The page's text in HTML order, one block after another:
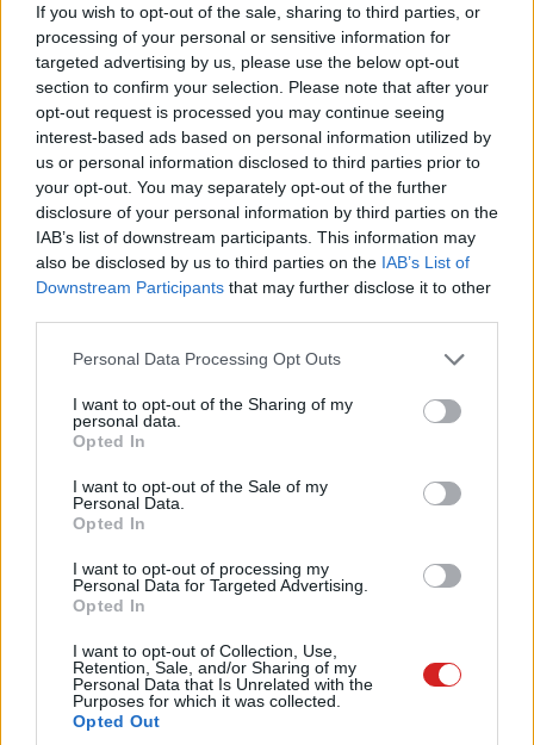
If you wish to opt-out of the sale, sharing to third parties, or
processing of your personal or sensitive information for
targeted advertising by us, please use the below opt-out
section to confirm your selection. Please note that after your
opt-out request is processed you may continue seeing
interest-based ads based on personal information utilized by
us or personal information disclosed to third parties prior to
your opt-out. You may separately opt-out of the further
disclosure of your personal information by third parties on the
IAB’s list of downstream participants. This information may
also be disclosed by us to third parties on the IAB’s List of
Downstream Participants that may further disclose it to other
Please note that this website/app uses one or more Google
not limited to your visit or usage behaviour. You may click to
grant or deny consent to Google and its third-party tags to
use your data for below specified purposes in below Google
consent section.
Personal Data Processing Opt Outs
I want to opt-out of the Sharing of my
personal data.
Opted In
I want to opt-out of the Sale of my
Personal Data.
Opted In
I want to opt-out of processing my
Personal Data for Targeted Advertising.
Opted In
I want to opt-out of Collection, Use,
Retention, Sale, and/or Sharing of my
Personal Data that Is Unrelated with the
Purposes for which it was collected.
Opted Out
azonban soha nem lettek népszerűek, jelenleg a
böngésző felhasználói bázisának nagyjából 1 százaléka
futtat ilyen appokat.
Péntek délután a keresőcég bejelentette, hogy Windows,
Linux és Mac OS X rendszereken egyaránt megszűnik az
offline alkalmazások támogatása, csak az újabban már
androidos alkalmazásokat is futtató Chrome OS-es
OS nem rendelkezik a három másik rendszeréhez
hasonló méretű felhasználói táborral, így jó kérdés, hogy
appok elkészítésével.